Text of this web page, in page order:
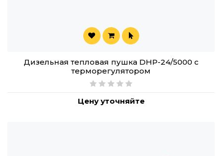
Дизельная тепловая пушка DHP-24/5000 с
терморегулятором
Цену уточняйте